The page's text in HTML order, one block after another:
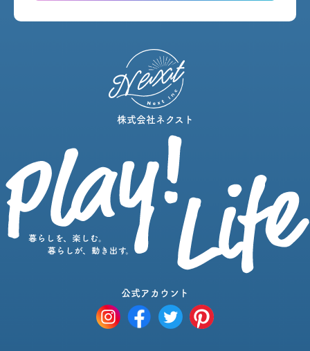
株式会社ネクスト
公式アカウント